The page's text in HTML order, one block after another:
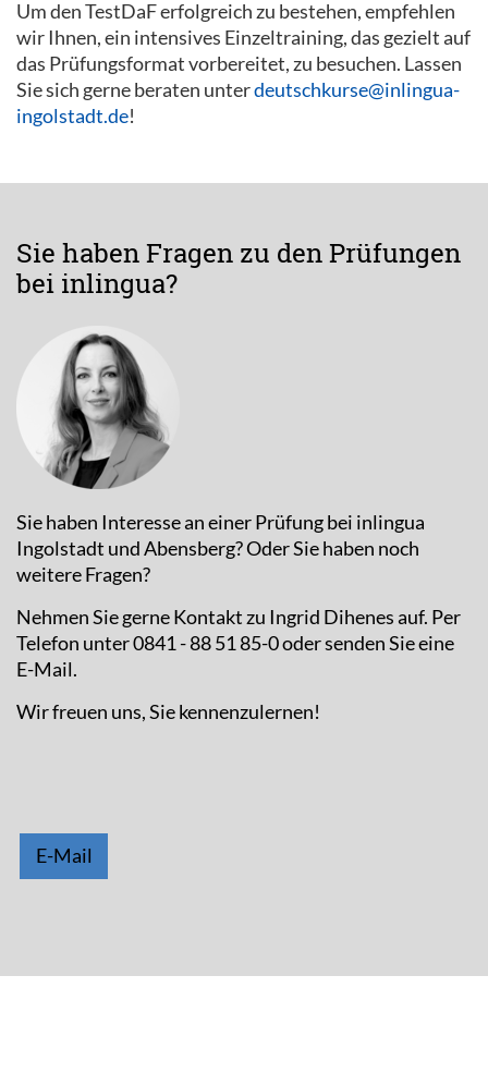
Um den TestDaF erfolgreich zu bestehen, empfehlen
wir Ihnen, ein intensives Einzeltraining, das gezielt auf
das Prüfungsformat vorbereitet, zu besuchen. Lassen
Sie sich gerne beraten unterdeutschkurse@inlingua-
ingolstadt.de!
Sie haben Fragen zu den Prüfungen
bei inlingua?
Sie haben Interesse an einer Prüfung bei inlingua
Ingolstadt und Abensberg? Oder Sie haben noch
weitere Fragen?
Nehmen Sie gerne Kontakt zu Ingrid Dihenes auf. Per
Telefon unter 0841 - 88 51 85-0 oder senden Sie eine
E-Mail.
Wir freuen uns, Sie kennenzulernen!
E-Mail